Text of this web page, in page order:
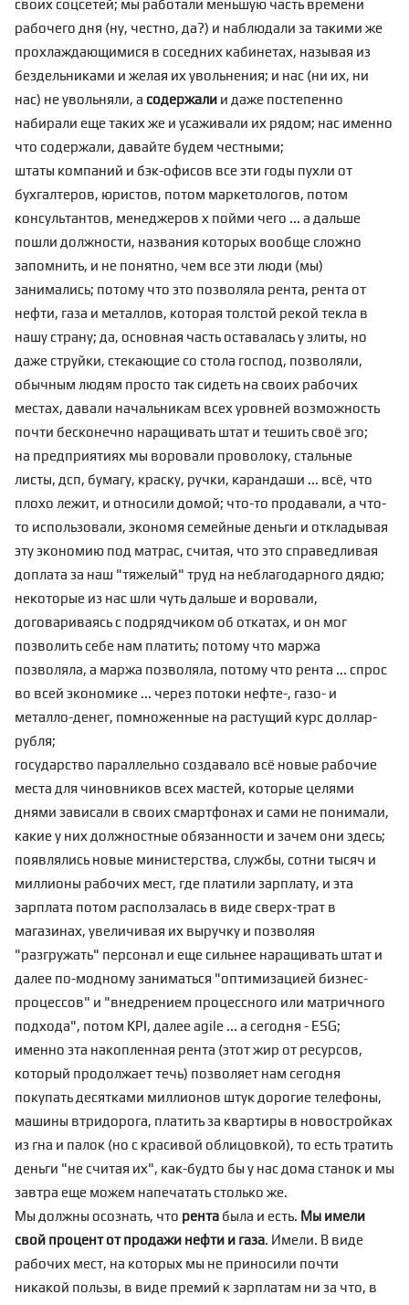
своих соцсетей; мы работали меньшую часть времени
рабочего дня (ну, честно, да?) и наблюдали за такими же
прохлаждающимися в соседних кабинетах, называя из
бездельниками и желая их увольнения; и нас (ни их, ни
нас) не увольняли, а содержали и даже постепенно
набирали еще таких же и усаживали их рядом; нас именно
что содержали, давайте будем честными;
штаты компаний и бэк-офисов все эти годы пухли от
бухгалтеров, юристов, потом маркетологов, потом
консультантов, менеджеров х пойми чего ... а дальше
пошли должности, названия которых вообще сложно
запомнить, и не понятно, чем все эти люди (мы)
занимались; потому что это позволяла рента, рента от
нефти, газа и металлов, которая толстой рекой текла в
нашу страну; да, основная часть оставалась у элиты, но
даже струйки, стекающие со стола господ, позволяли,
обычным людям просто так сидеть на своих рабочих
местах, давали начальникам всех уровней возможность
почти бесконечно наращивать штат и тешить своё эго;
на предприятиях мы воровали проволоку, стальные
листы, дсп, бумагу, краску, ручки, карандаши ... всё, что
плохо лежит, и относили домой; что-то продавали, а что-
то использовали, экономя семейные деньги и откладывая
эту экономию под матрас, считая, что это справедливая
доплата за наш "тяжелый" труд на неблагодарного дядю;
некоторые из нас шли чуть дальше и воровали,
договариваясь с подрядчиком об откатах, и он мог
позволить себе нам платить; потому что маржа
позволяла, а маржа позволяла, потому что рента ... спрос
во всей экономике ... через потоки нефте-, газо- и
металло-денег, помноженные на растущий курс доллар-
рубля;
государство параллельно создавало всё новые рабочие
места для чиновников всех мастей, которые целями
днями зависали в своих смартфонах и сами не понимали,
какие у них должностные обязанности и зачем они здесь;
появлялись новые министерства, службы, сотни тысяч и
миллионы рабочих мест, где платили зарплату, и эта
зарплата потом расползалась в виде сверх-трат в
магазинах, увеличивая их выручку и позволяя
"разгружать" персонал и еще сильнее наращивать штат и
далее по-модному заниматься "оптимизацией бизнес-
процессов" и "внедрением процессного или матричного
подхода", потом KPI, далее agile ... а сегодня - ESG;
именно эта накопленная рента (этот жир от ресурсов,
который продолжает течь) позволяет нам сегодня
покупать десятками миллионов штук дорогие телефоны,
машины втридорога, платить за квартиры в новостройках
из гна и палок (но с красивой облицовкой), то есть тратить
деньги "не считая их", как-будто бы у нас дома станок и мы
завтра еще можем напечатать столько же.
Мы должны осознать, что рента была и есть. Мы имели
свой процент от продажи нефти и газа. Имели. В виде
рабочих мест, на которых мы не приносили почти
никакой пользы, в виде премий к зарплатам ни за что, в